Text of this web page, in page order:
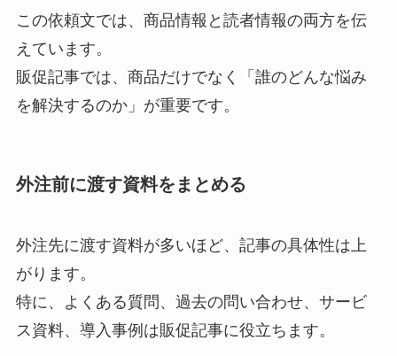
この依頼文では、商品情報と読者情報の両方を伝
えています。
販促記事では、商品だけでなく「誰のどんな悩み
を解決するのか」が重要です。
外注前に渡す資料をまとめる
外注先に渡す資料が多いほど、記事の具体性は上
がります。
特に、よくある質問、過去の問い合わせ、サービ
ス資料、導入事例は販促記事に役立ちます。